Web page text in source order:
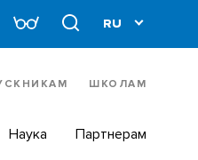
ШКОЛАМ
Наука Партнерам